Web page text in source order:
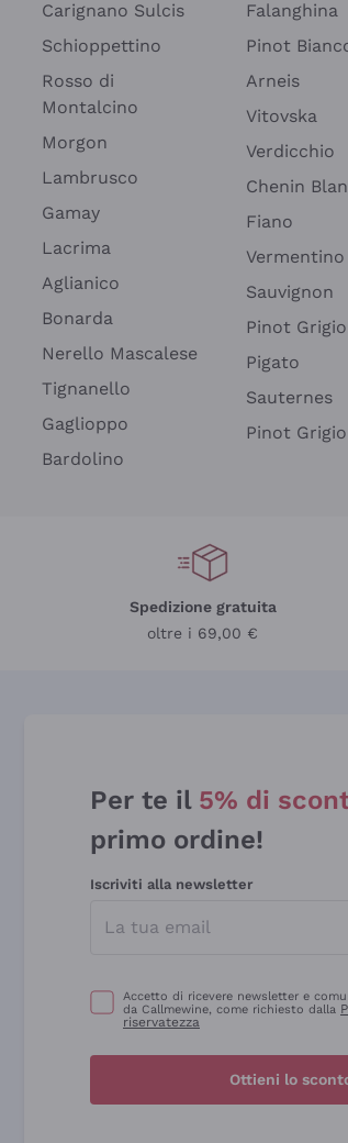
Carignano Sulcis
Schioppettino
Rosso di
Montalcino
Morgon
Lambrusco
Gamay
Lacrima
Aglianico
Bonarda
Nerello Mascalese
Tignanello
Gaglioppo
Bardolino
Falanghina
Pinot
Arneis
Vitovska
Verdicchio
Chenin
Fiano
Vermentino
Sauvignon
Pinot Grigio
Pigato
Sauternes
Pinot Grigio
Spedizione gratuita
oltre i 69,00 €
Per te il 5% di
primo ordine!
Iscriviti alla newsletter
Accetto di ricevere newsletter e
da Callmewine, come richiesto dalla
riservatezza
Ottieni lo